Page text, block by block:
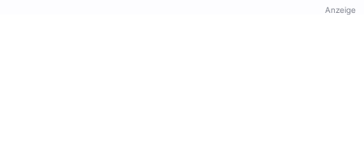
Anzeige